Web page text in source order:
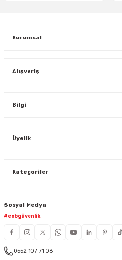
Kurumsal
Alışveriş
Bilgi
Üyelik
Kategoriler
Sosyal Medya
#enbgüvenlik
0552 107 71 06